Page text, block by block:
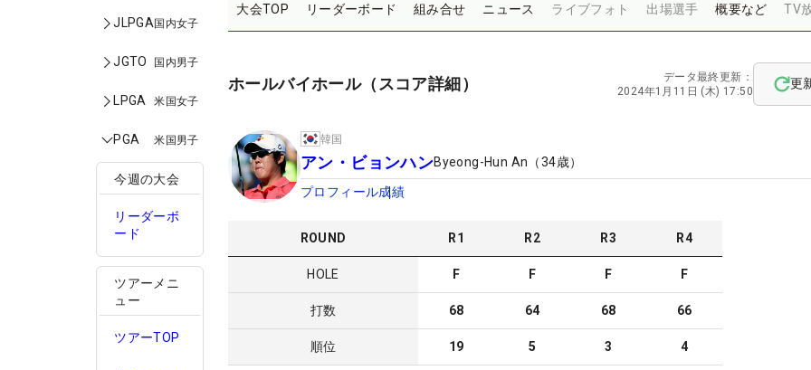
JLPGA国内女子
JGTO 国内男子
LPGA 米国女子
PGA 米国男子
今週の大会
リーダーボ
ード
ツアーメニ
ュー
ツアーTOP
大会TOP リーダーボード 組み合せ ニュース ライブフォト 出場選手 概要など TV
ホールバイホール（スコア詳細）
データ最終更新：
2024年1月11日 (木) 17:50
更
韓国
アン・ビョンハンByeong-Hun An （34歳）
プロフィール成績
ROUND R1 R2 R3 R4
HOLE F F F F
打数 68 64 68 66
順位 19 5 3 4